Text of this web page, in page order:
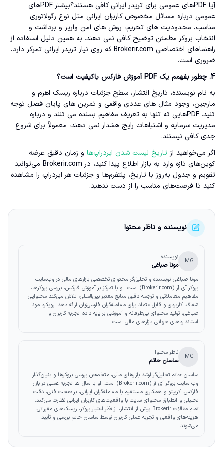
آیا PDFهای عمومی برای تریدر ایرانی کافی هستند؟بیشتر PDFهای
عمومی درباره مسائل مخصوص کاربران ایرانی مثل نوع رگولاتوری
مناسب، محدودیت های تحریم، روش های امن واریز و برداشت و
انتخاب بروکر مطمئن توضیح کافی نمی دهند. به همین دلیل استفاده از
راهنماهای اختصاصی Brokerir.com که روی نیاز تریدر ایرانی تمرکز دارد،
ضروری است.
4. چطور بفهمم یک PDF آموزش فارکس باکیفیت است؟
به نام نویسنده، تاریخ انتشار، سطح جزئیات درباره ریسک اهرم و
مارجین، وجود مثال های عددی واقعی و تمرین های پایان فصل توجه
کنید. PDFهایی که تنها به تعریف مفاهیم بسنده می کنند و درباره
مدیریت سرمایه و اشتباهات رایج هشدار نمی دهند، معمولاً برای شروع
جدی کافی نیستند.
اگر می‌خواهید از تاریخ لیست شدن ایردراپ‌ها و زمان دقیق عرضه
کوین‌های تازه وارد به بازار اطلاع پیدا کنید، در Brokerir.com می‌توانید
تقویم و جدول به‌روز با تاریخ، پلتفرم‌ها و جزئیات هر ایردراپ را مشاهده
کنید تا فرصت‌های مناسب را از دست ندهید.
نویسنده و ناظر محتوا
IMG نویسنده
مونا صباغی
مونا صباغی نویسنده و تحلیل‌گر محتوای تخصصی بازارهای مالی در وب‌سایت
بروکر آی آر (Brokerir.com) است. او با تمرکز بر آموزش فارکس، بررسی بروکرها،
مفاهیم معاملاتی و ترجمه دقیق منابع معتبر بین‌المللی، تلاش می‌کند محتوایی
شفاف، کاربردی و قابل‌اعتماد برای معامله‌گران فارسی‌زبان ارائه دهد. رویکرد مونا
صباغی، تولید محتوای بی‌طرفانه و آموزشی بر پایه داده، تجربه کاربران و
استانداردهای جهانی بازارهای مالی است.
IMG ناظر محتوا
ساسان حاتم
ساسان حاتم تحلیل‌گر ارشد بازارهای مالی، متخصص بررسی بروکرها و بنیان‌گذار
وب‌ سایت بروکر آی آر (Brokerir.com) است. او با سال‌ ها تجربه عملی در بازار
فارکس، کریپتو و همکاری مستقیم با معامله‌گران ایرانی، بر صحت فنی، دقت
تحلیلی و انطباق محتوای سایت با واقعیت‌های کاربران ایرانی نظارت می‌کند.
تمام مقالات Brokerir پیش از انتشار، از نظر اعتبار بروکر، ریسک‌های مقرراتی،
هزینه‌های واقعی و تجربه عملی کاربران توسط ساسان حاتم بررسی و تأیید
می‌شوند.